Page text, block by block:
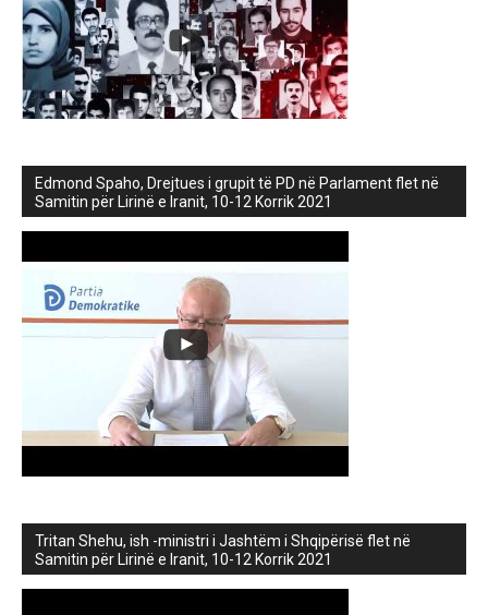
Edmond Spaho, Drejtues i grupit të PD në Parlament flet në
Samitin për Lirinë e Iranit, 10-12 Korrik 2021
Tritan Shehu, ish -ministri i Jashtëm i Shqipërisë flet në
Samitin për Lirinë e Iranit, 10-12 Korrik 2021